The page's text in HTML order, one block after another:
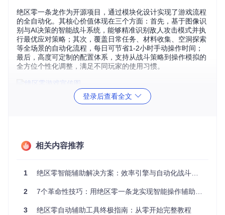
绝区零一条龙作为开源项目，通过模块化设计实现了游戏流程
的全自动化。其核心价值体现在三个方面：首先，基于图像识
别与AI决策的智能战斗系统，能够精准识别敌人攻击模式并执
行最优应对策略；其次，覆盖日常任务、材料收集、空洞探索
等全场景的自动化流程，每日可节省1-2小时手动操作时间；
最后，高度可定制的配置体系，支持从战斗策略到操作模拟的
全方位个性化调整，满足不同玩家的使用习惯。
二、环境部署：从源码到运行的完整流程
系统要求
硬件配置：CPU i5及以上，内存8GB+，显卡支持DirectX 1
1
软件依赖：Python 3.8-3.10，Git
源码获取
登录后查看全文
相关内容推荐
1 绝区零智能辅助解决方案：效率引擎与自动化战斗全指南
2 7个革命性技巧：用绝区零一条龙实现智能操作辅助的游戏效率提升指南
3 绝区零自动辅助工具终极指南：从零开始完整教程